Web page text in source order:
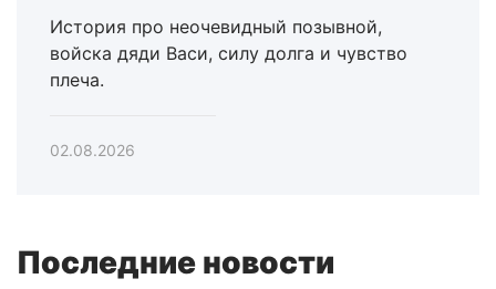
История про неочевидный позывной,
войска дяди Васи, силу долга и чувство
плеча.
02.08.2026
Последние новости